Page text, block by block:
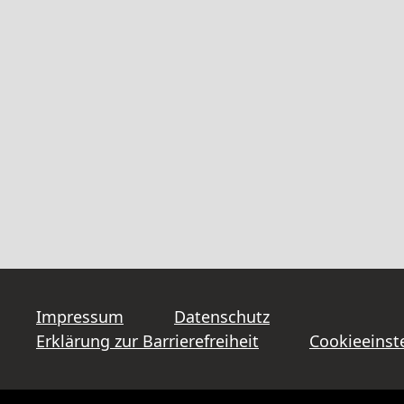
Impressum
Datenschutz
Erklärung zur Barrierefreiheit